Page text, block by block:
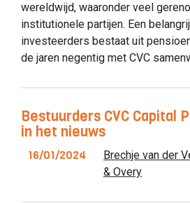
wereldwijd, waaronder veel
institutionele partijen. Een
investeerders bestaat uit
de jaren negentig met CVC
Bestuurders CVC Capital
in het nieuws
16/01/2024
Brechje van der
& Overy